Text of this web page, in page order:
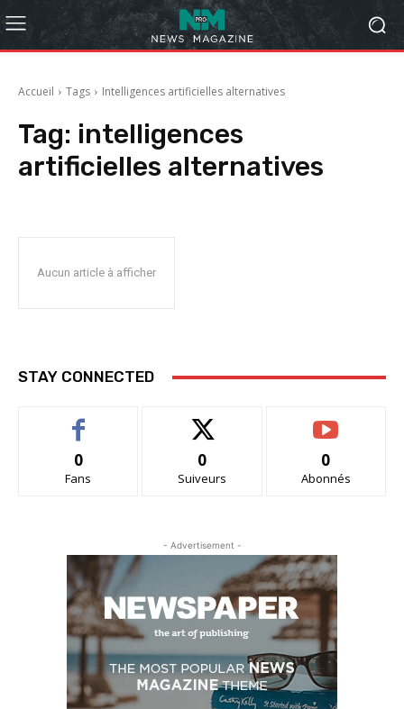
Accueil Tags Intelligences artificielles alternatives
Tag: intelligences
artificielles alternatives
Aucun article à afficher
STAY CONNECTED
0
Fans
0
Suiveurs
0
Abonnés
- Advertisement -